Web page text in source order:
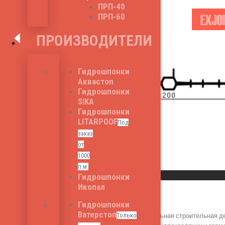
ПРП-40
ПРП-60
ПРОИЗВОДИТЕЛИ
Гидрошпонки
Аквастоп
Гидрошпонки
SIKA
Гидрошпонки
LITARPOOFПод
заказ
от
1000
п.м.
Гидрошпонки
Икопал
Гидрошпонки
ВатерстопТолько
Быстрый просмотр
ППЗ LS 200 - специальная строительная